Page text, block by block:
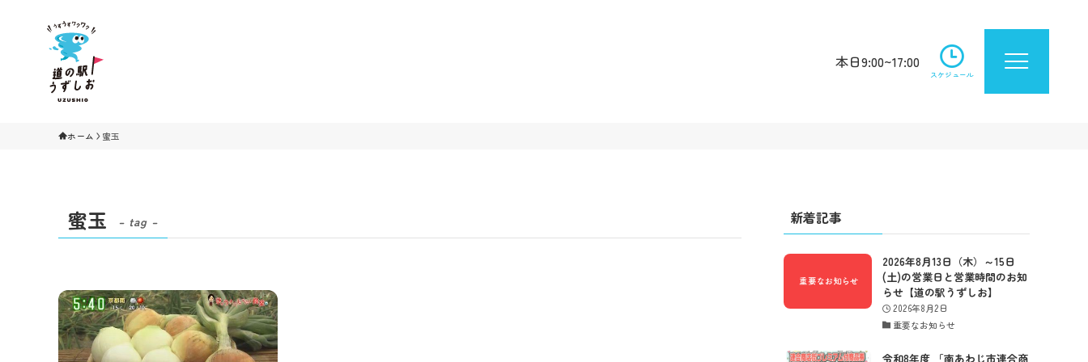
本日9:00~17:00
スケジュール
ホーム 蜜玉
蜜玉 – tag – 新着記事
2026年8月13日（木）～15日
(土)の営業日と営業時間のお知
らせ【道の駅うずしお】
2026年8月2日
重要なお知らせ
令和8年度 「南あわじ市連合商